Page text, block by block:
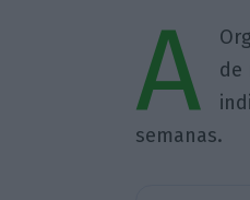
A
de
semanas.